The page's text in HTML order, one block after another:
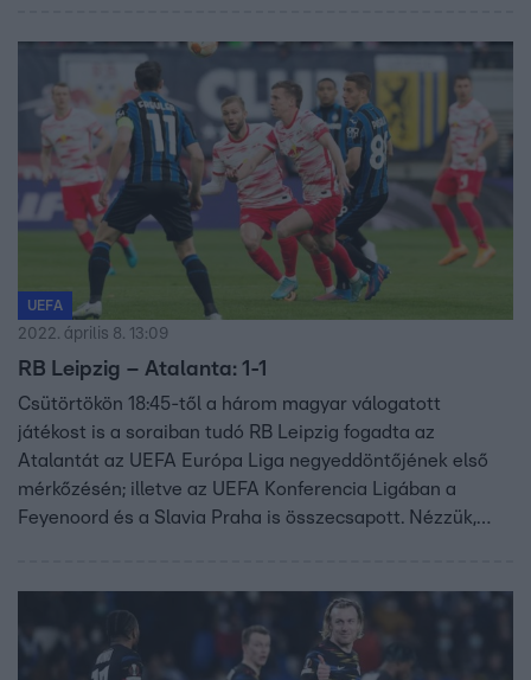
UEFA
2022. április 8. 13:09
RB Leipzig – Atalanta: 1-1
Csütörtökön 18:45-től a három magyar válogatott
játékost is a soraiban tudó RB Leipzig fogadta az
Atalantát az UEFA Európa Liga negyeddöntőjének első
mérkőzésén; illetve az UEFA Konferencia Ligában a
Feyenoord és a Slavia Praha is összecsapott. Nézzük,